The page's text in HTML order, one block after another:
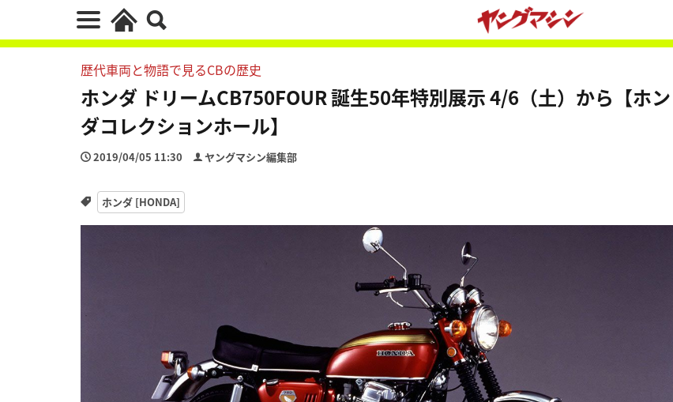
歴代車両と物語で見るCBの歴史
ホンダ ドリームCB750FOUR 誕生50年特別展示 4/6（土）から【ホン
ダコレクションホール】
2019/04/05 11:30 ヤングマシン編集部
ホンダ [HONDA]